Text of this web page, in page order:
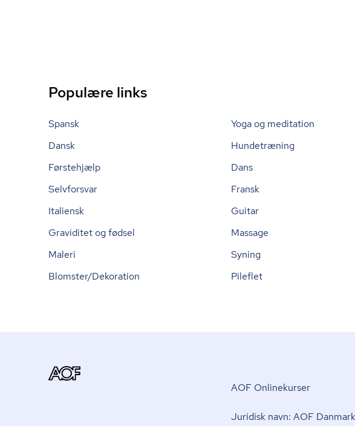
Populære links
Spansk Yoga og meditation
Dansk
Hundetræning
Førstehjælp
Dans
Selvforsvar
Fransk
Italiensk
Guitar
Graviditet og fødsel
Massage
Maleri
Syning
Blomster/Dekoration
Pileflet
AOF Onlinekurser
Juridisk navn: AOF Danmark